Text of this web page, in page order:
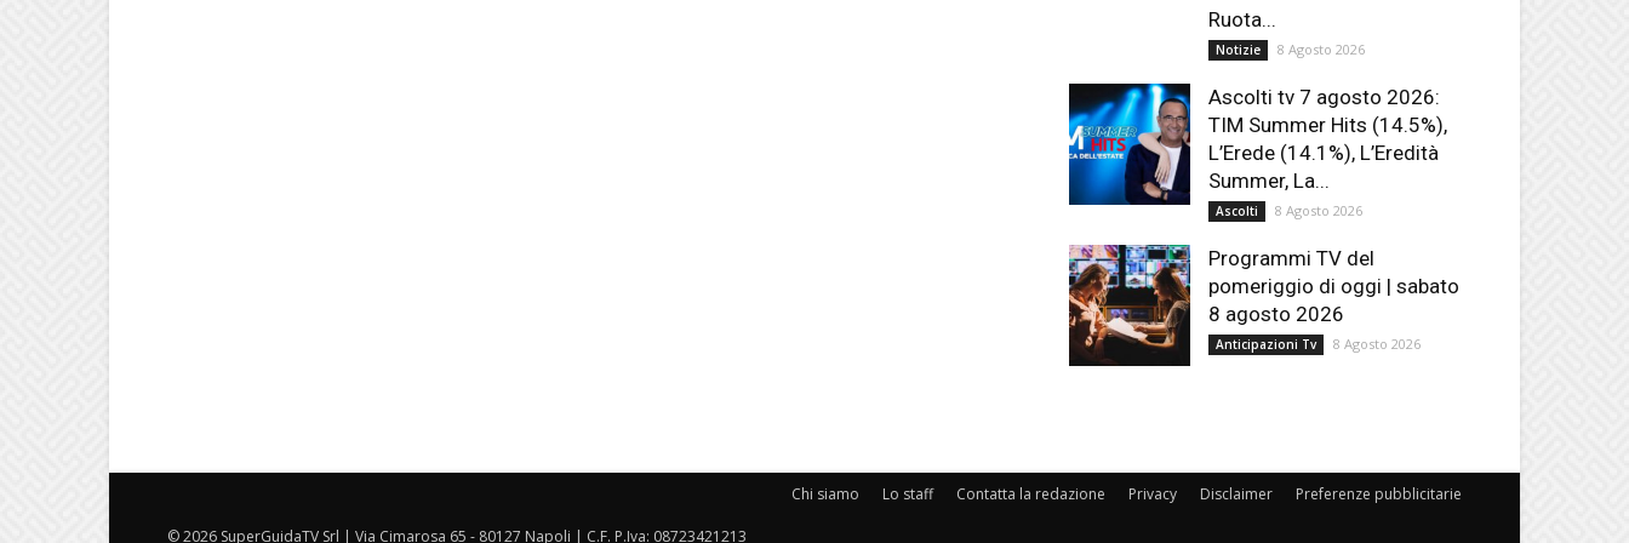
Ruota...
Notizie 8 Agosto 2026
Ascolti tv 7 agosto 2026:
TIM Summer Hits (14.5%),
L’Erede (14.1%), L’Eredità
Summer, La...
Ascolti 8 Agosto 2026
Programmi TV del
pomeriggio di oggi | sabato
8 agosto 2026
Anticipazioni Tv 8 Agosto 2026
Chi siamo Lo staff Contatta la redazione Privacy Disclaimer Preferenze pubblicitarie
© 2026 SuperGuidaTV Srl | Via Cimarosa 65 - 80127 Napoli | C.F. P.Iva: 08723421213